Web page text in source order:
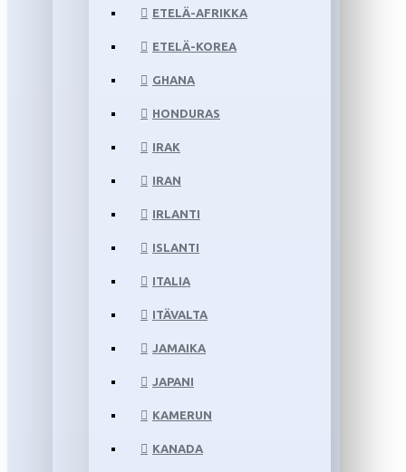
ETELÄ-AFRIKKA
ETELÄ-KOREA
GHANA
HONDURAS
IRAK
IRAN
IRLANTI
ISLANTI
ITALIA
ITÄVALTA
JAMAIKA
JAPANI
KAMERUN
KANADA